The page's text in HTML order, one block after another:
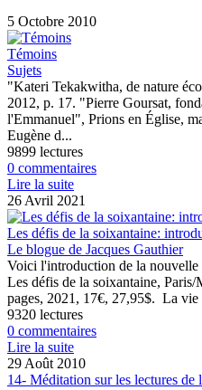
5 Octobre 2010
Témoins
Sujets
"Kateri Tekakwitha, de nature
2012, p. 17. "Pierre Goursat,
l'Emmanuel", Prions en Église,
Eugène d...
9899 lectures
0 commentaires
Lire la suite
26 Avril 2021
Les défis de la soixantaine:
Le blogue de Jacques Gauthier
Voici l'introduction de la nouvelle
Les défis de la soixantaine,
pages, 2021, 17€, 27,95$. La vie
9320 lectures
0 commentaires
Lire la suite
29 Août 2010
14- Méditation sur les lectures de